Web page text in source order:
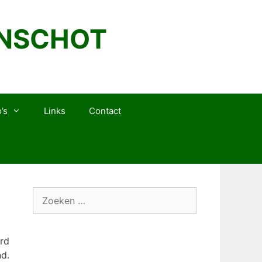
Links Contact
naar: